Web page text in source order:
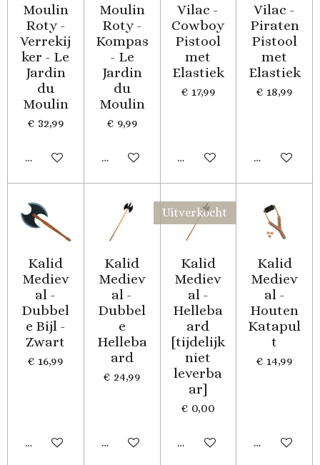
Moulin
Roty -
Verrekij
ker - Le
Jardin
du
Moulin
€ 32,99
In winkelwagen
Moulin
Roty -
Kompas
- Le
Jardin
du
Moulin
€ 9,99
In winkelwagen
Vilac -
Cowboy
Pistool
met
Elastiek
€ 17,99
In winkelwagen
Vilac -
Piraten
Pistool
met
Elastiek
€ 18,99
In
Kalid
Mediev
al -
Dubbel
e Bijl -
Zwart
€ 16,99
In winkelwagen
Kalid
Mediev
al -
Dubbel
e
Helleba
ard
€ 24,99
In winkelwagen
Uitverkocht
Kalid
Mediev
al -
Helleba
ard
[tijdelijk
niet
leverba
ar]
€ 0,00
Houd mij op de hoogte
Kalid
Mediev
al -
Houten
Katapul
t
€ 14,99
In